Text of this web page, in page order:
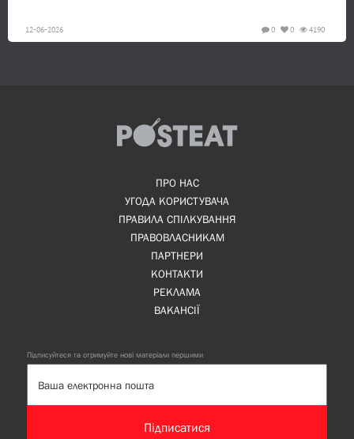
12-06-2026 4190
0
0
ПРО НАС
УГОДА КОРИСТУВАЧА
ПРАВИЛА СПІЛКУВАННЯ
ПРАВОВЛАСНИКАМ
ПАРТНЕРИ
КОНТАКТИ
РЕКЛАМА
ВАКАНСІЇ
Підписуйтеся та отримуйте нові матеріали першими
Підписатися